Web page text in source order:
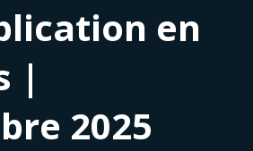
en
|
2025